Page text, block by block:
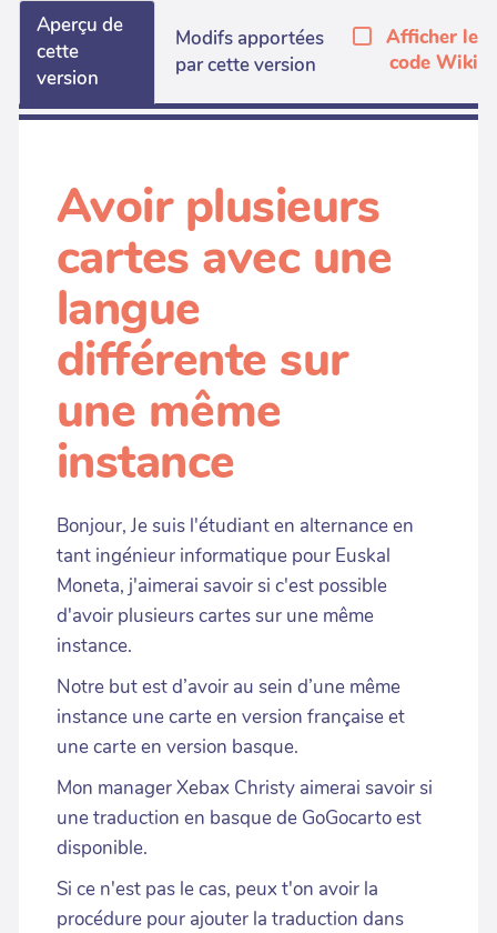
Aperçu de
cette
version
Modifs apportées
par cette version
Afficher le
code Wiki
Avoir plusieurs
cartes avec une
langue
différente sur
une même
instance
Bonjour, Je suis l'étudiant en alternance en
tant ingénieur informatique pour Euskal
Moneta, j'aimerai savoir si c'est possible
d'avoir plusieurs cartes sur une même
instance.
Notre but est d’avoir au sein d’une même
instance une carte en version française et
une carte en version basque.
Mon manager Xebax Christy aimerai savoir si
une traduction en basque de GoGocarto est
disponible.
Si ce n'est pas le cas, peux t'on avoir la
procédure pour ajouter la traduction dans